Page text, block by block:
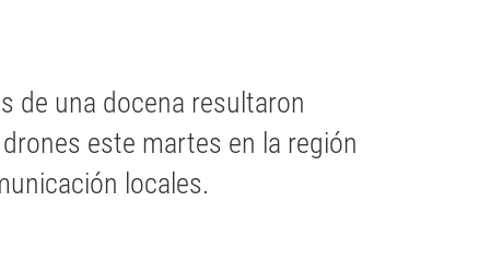
de una docena resultaron
este martes en la región
locales.